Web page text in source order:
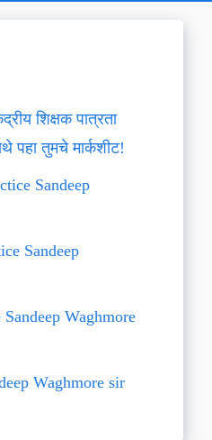
शिक्षक पात्रता
पहा तुमचे मार्कशीट!
Sandeep
Sandeep
Waghmore
Waghmore sir